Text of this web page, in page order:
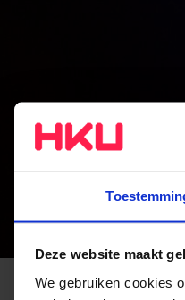
Deze website maakt
We gebruiken cookies